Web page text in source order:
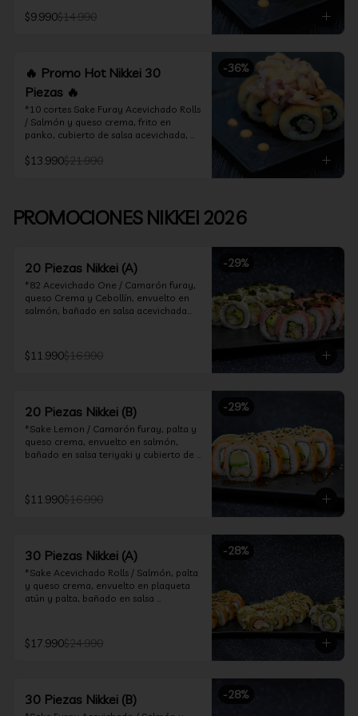
$9.990$14.990
-36%
🔥 Promo Hot Nikkei 30
Piezas 🔥
*10 cortes Sake Furay Acevichado Rolls
/ Salmón y queso crema, frito en
panko, cubierto de salsa acevichada,
*10 cortes Maguro Acevichado Rolls /
acevichado
$13.990$21.990
PROMOCIONES NIKKEI 2026
-29%
20 Piezas Nikkei (A)
*82 Acevichado One / Camarón furay,
queso Crema y Cebollín, envuelto en
salmón, bañado en salsa acevichada
y cebollin, frito en panko cubierto de
ceviche hot.
$11.990$16.990
-29%
20 Piezas Nikkei (B)
*Sake Lemon / Camarón furay, palta y
queso crema, envuelto en salmón,
bañado en salsa teriyaki y cubierto de
*Shrimp Fire Rolls /Palta y camarón
furay, envuelto en queso crema
*Incluye 2 palitos, 2 soya 30ml, 1 salsa
teriyaki 30ml
$11.990$16.990
-28%
30 Piezas Nikkei (A)
*Sake Acevichado Rolls / Salmón, palta
y queso crema, envuelto en plaqueta
atún y palta, bañado en salsa
*Shrimp Fire Rolls / Palta y camarón
furay, envuelto en queso crema
*Almond Furay / Pollo teriyaki, queso
crema y almendras tostadas, frito en
$17.990$24.990
-28%
30 Piezas Nikkei (B)